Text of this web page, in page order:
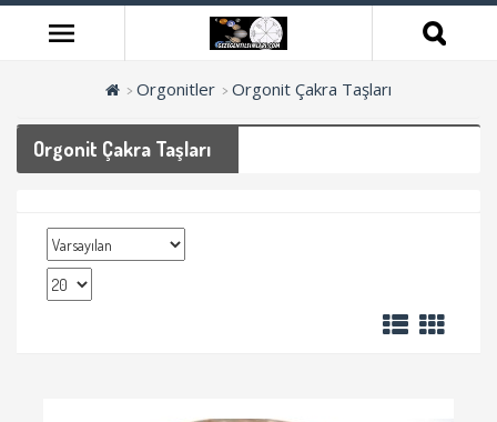
Orgonitler Orgonit Çakra Taşları
Orgonit Çakra Taşları